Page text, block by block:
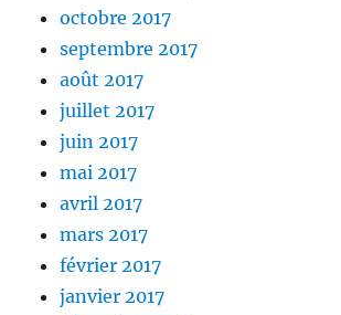
octobre 2017
septembre 2017
août 2017
juillet 2017
juin 2017
mai 2017
avril 2017
mars 2017
février 2017
janvier 2017